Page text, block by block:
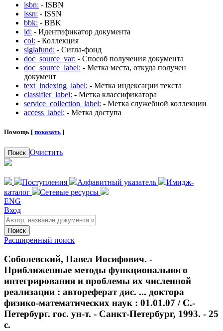
isbn: - ISBN
issn: - ISSN
bbk: - BBK
id: - Идентификатор документа
col: - Коллекция
siglafund: - Сигла-фонд
doc_source_var: - Способ получения документа
doc_source_label: - Метка места, откуда получен
документ
text_indexing_label: - Метка индексации текста
classifier_label: - Метка классификатора
service_collection_label: - Метка служебной коллекции
access_label: - Метка доступа
Помощь [ показать ]
Поиск Очистить
Поступления Алфавитный указатель
Имидж-
каталог
Сетевые ресурсы
ENG
Вход
Поиск
Расширенный поиск
Соболевский, Павел Иосифович. -
Приближенные методы функционального
интегрирования и проблемы их численной
реализации : автореферат дис. ... доктора
физико-математических наук : 01.01.07 / С.-
Петербург. гос. ун-т. - Санкт-Петербург, 1993. - 25
с.